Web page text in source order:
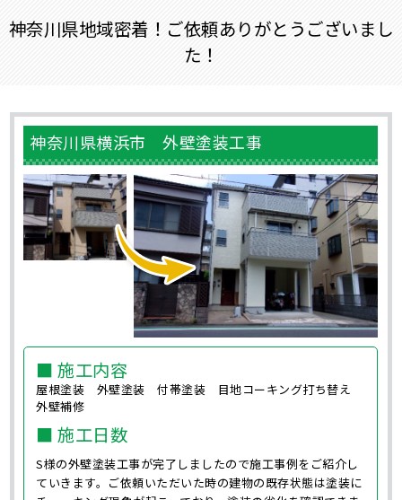
神奈川県地域密着！ご依頼ありがとうございまし
た！
神奈川県横浜市 外壁塗装工事
■ 施工内容
屋根塗装 外壁塗装 付帯塗装 目地コーキング打ち替え
外壁補修
■ 施工日数
S様の外壁塗装工事が完了しましたので施工事例をご紹介し
ていきます。ご依頼いただいた時の建物の既存状態は塗装に